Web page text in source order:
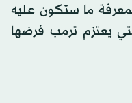
ما ستكون عليه
يعتزم ترمب فرضها